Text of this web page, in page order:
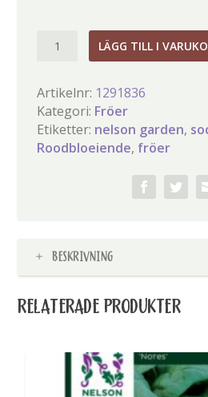
Sockerärta
LÄGG TILL I
Artikelnr: 1291836
Kategori: Fröer
Etiketter: nelson garden,
Roodbloeiende, fröer
BESKRIVNING
RELATERADE PRODUKTER